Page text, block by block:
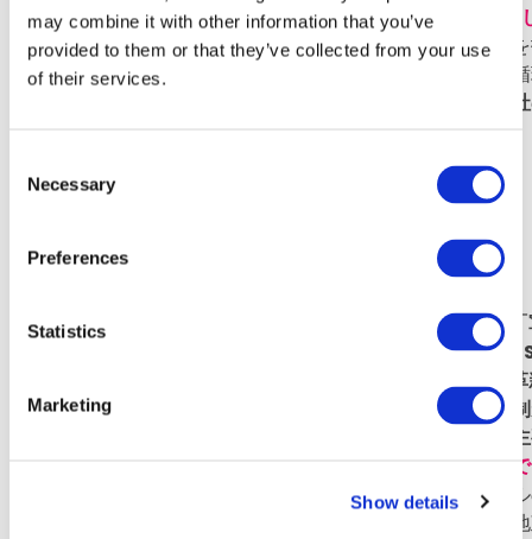
may combine it with other information that you’ve
provided to them or that they’ve collected from your use
of their services.
Selection
Necessary
Preferences
Statistics
Marketing
Show details
インテルの成功が、同社をSHIELDにおける自然な選択肢に
み、すでにインテルの外周セキュリティ確保に数十億ドル
転用することは戦略的に理にかなっており、政府依存の好
取れば勝ち取るほど、その施設はより安全になり、競合他
中国の「軍民融合」への対抗
中国は、テック大手が 人民解放軍（PLA）と直接連携する
し、インテルは米国モデルの収束を主導しています。Intel
ーズを統合し、民間セクターを解き放つことでPLAを技術
す。「チップ戦争」は恒常的な状態となりました。
輸出規
二段階となりました。この第二段階において、インテルは
市場の解説ではす
緊張が高まればインテ
家は再び財務状況に注目します。実質的に、インテルは「